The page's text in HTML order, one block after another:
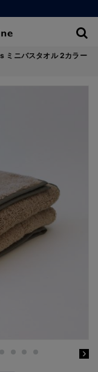
ミニバスタオル 2カラー